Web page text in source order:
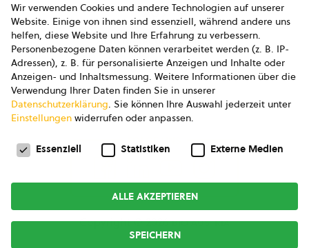
AGB
AGB Marketing GmbH
AGB Bildung
Newsletter
Copyright © 2026bio austria
Wir verwenden Cookies und andere Technologien auf unserer
Website. Einige von ihnen sind essenziell, während andere uns
helfen, diese Website und Ihre Erfahrung zu verbessern.
Personenbezogene Daten können verarbeitet werden (z. B. IP-
Adressen), z. B. für personalisierte Anzeigen und Inhalte oder
Anzeigen- und Inhaltsmessung. Weitere Informationen über die
Verwendung Ihrer Daten finden Sie in unserer
Datenschutzerklärung. Sie können Ihre Auswahl jederzeit unter
Einstellungen widerrufen oder anpassen.
Datenschutzeinstellungen
Essenziell Statistiken Externe Medien
ALLE AKZEPTIEREN
SPEICHERN